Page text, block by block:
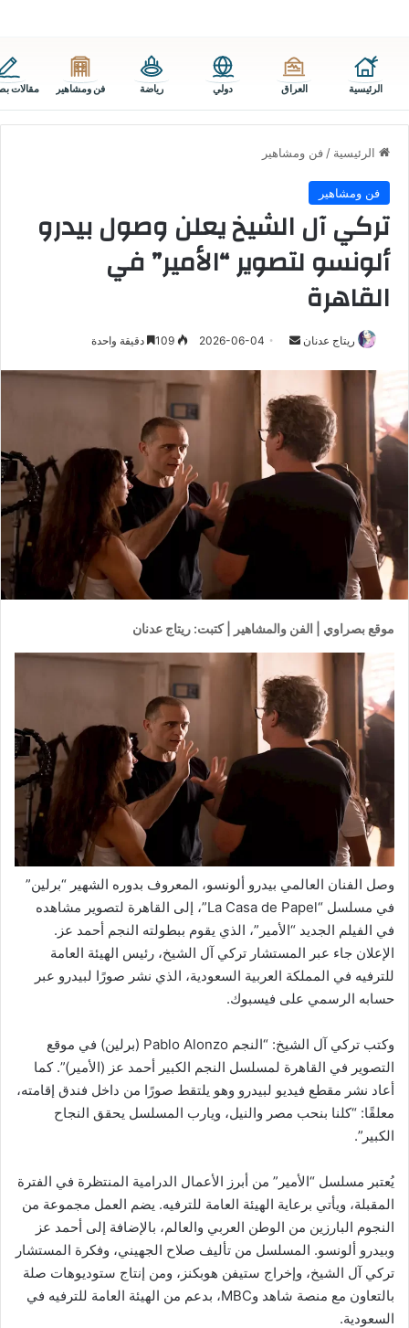
الرئيسية العراق دولي رياضة فن ومشاهير مقالات
الرئيسية / فن ومشاهير
فن ومشاهير
تركي آل الشيخ يعلن وصول بيدرو
ألونسو لتصوير “الأمير” في
القاهرة
ريتاج عدنان
أرسل
إلكترونيا
2026-06-04 دقيقة واحدة
موقع بصراوي | الفن والمشاهير | كتبت: ريتاج عدنان
وصل الفنان العالمي بيدرو ألونسو، المعروف بدوره الشهير “برلين”
في مسلسل “La Casa de Papel”، إلى القاهرة لتصوير مشاهده
في الفيلم الجديد “الأمير”، الذي يقوم ببطولته النجم أحمد عز.
الإعلان جاء عبر المستشار تركي آل الشيخ، رئيس الهيئة العامة
للترفيه في المملكة العربية السعودية، الذي نشر صورًا لبيدرو عبر
حسابه الرسمي على فيسبوك.
وكتب تركي آل الشيخ: “النجم Pablo Alonzo (برلين) في موقع
التصوير في القاهرة لمسلسل النجم الكبير أحمد عز (الأمير)”. كما
أعاد نشر مقطع فيديو لبيدرو وهو يلتقط صورًا من داخل فندق إقامته،
معلقًا: “كلنا بنحب مصر والنيل، ويارب المسلسل يحقق النجاح
الكبير”.
يُعتبر مسلسل “الأمير” من أبرز الأعمال الدرامية المنتظرة في الفترة
المقبلة، ويأتي برعاية الهيئة العامة للترفيه. يضم العمل مجموعة من
النجوم البارزين من الوطن العربي والعالم، بالإضافة إلى أحمد عز
وبيدرو ألونسو. المسلسل من تأليف صلاح الجهيني، وفكرة المستشار
تركي آل الشيخ، وإخراج ستيفن هوبكنز، ومن إنتاج ستوديوهات صلة
بالتعاون مع منصة شاهد وMBC، بدعم من الهيئة العامة للترفيه في
السعودية.